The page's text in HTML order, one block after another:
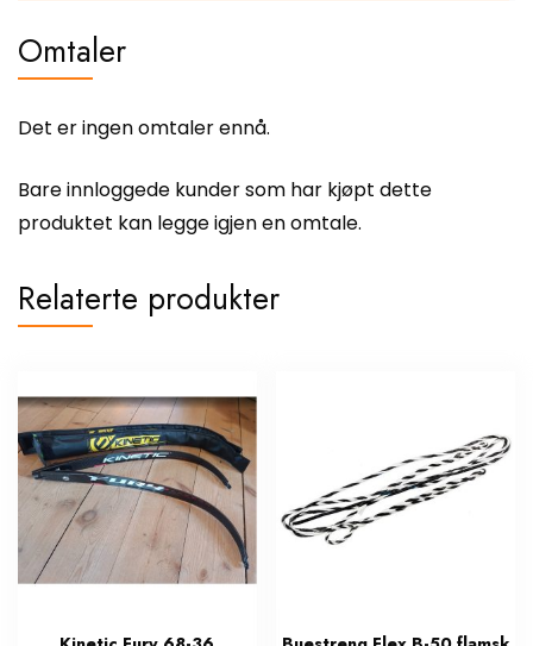
Omtaler
Det er ingen omtaler ennå.
Bare innloggede kunder som har kjøpt dette
produktet kan legge igjen en omtale.
Relaterte produkter